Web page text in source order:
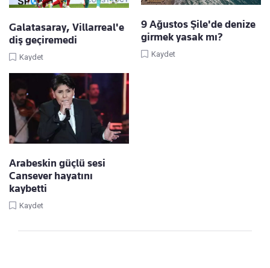
Galatasaray, Villarreal'e
diş geçiremedi
Kaydet
9 Ağustos Şile'de denize
girmek yasak mı?
Kaydet
Arabeskin güçlü sesi
Cansever hayatını
kaybetti
Kaydet